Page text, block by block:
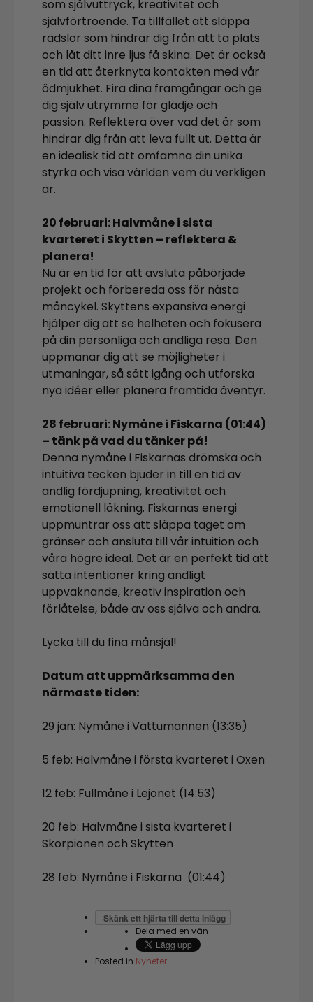
som självuttryck, kreativitet och
självförtroende. Ta tillfället att släppa
rädslor som hindrar dig från att ta plats
och låt ditt inre ljus få skina. Det är också
en tid att återknyta kontakten med vår
ödmjukhet. Fira dina framgångar och ge
dig själv utrymme för glädje och
passion. Reflektera över vad det är som
hindrar dig från att leva fullt ut. Detta är
en idealisk tid att omfamna din unika
styrka och visa världen vem du verkligen
är.
20 februari: Halvmåne i sista
kvarteret i Skytten – reflektera &
planera!
Nu är en tid för att avsluta påbörjade
projekt och förbereda oss för nästa
måncykel. Skyttens expansiva energi
hjälper dig att se helheten och fokusera
på din personliga och andliga resa. Den
uppmanar dig att se möjligheter i
utmaningar, så sätt igång och utforska
nya idéer eller planera framtida äventyr.
28 februari: Nymåne i Fiskarna (01:44)
– tänk på vad du tänker på!
Denna nymåne i Fiskarnas drömska och
intuitiva tecken bjuder in till en tid av
andlig fördjupning, kreativitet och
emotionell läkning. Fiskarnas energi
uppmuntrar oss att släppa taget om
gränser och ansluta till vår intuition och
våra högre ideal. Det är en perfekt tid att
sätta intentioner kring andligt
uppvaknande, kreativ inspiration och
förlåtelse, både av oss själva och andra.
Lycka till du fina månsjäl!
Datum att uppmärksamma den
närmaste tiden:
29 jan: Nymåne i Vattumannen (13:35)
5 feb: Halvmåne i första kvarteret i Oxen
12 feb: Fullmåne i Lejonet (14:53)
20 feb: Halvmåne i sista kvarteret i
Skorpionen och Skytten
28 feb: Nymåne i Fiskarna (01:44)
Skänk ett hjärta till detta inlägg
Dela med en vän
Posted in Nyheter